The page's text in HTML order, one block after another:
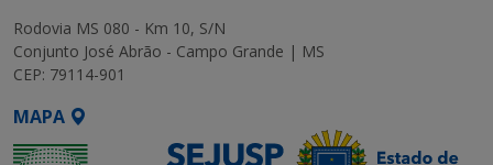
Rodovia MS 080 - Km 10, S/N
Conjunto José Abrão - Campo Grande | MS
CEP: 79114-901
MAPA